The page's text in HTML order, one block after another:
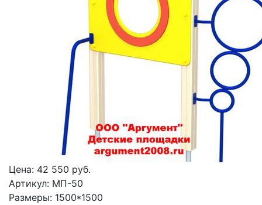
Цена: 42 550 руб.
Артикул: МП-50
Размеры: 1500*1500